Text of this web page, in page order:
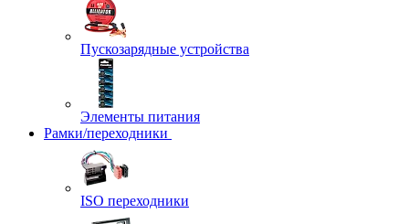
Пускозарядные устройства
Элементы питания
Рамки/переходники
ISO переходники